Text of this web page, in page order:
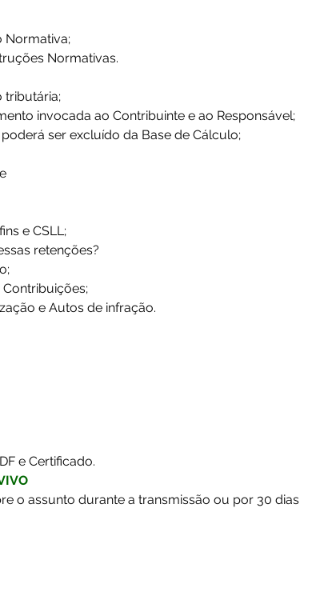
Normativa;
Normativas.
tributária;
invocada ao Contribuinte e ao Responsável;
ser excluído da Base de Cálculo;
e CSLL;
retenções?
e Autos de infração.
e Certificado.
o assunto durante a transmissão ou por 30 dias